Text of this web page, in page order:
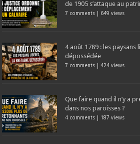
de 1905 s’attaque au
7 comments | 649 views
4 août 1789 : les paysans
dépossédée
7 comments |424 views
Que faire quand il n’y a
dans nos paroisses ?
4 comments | 187 views